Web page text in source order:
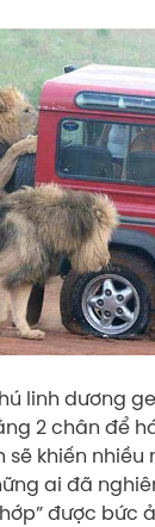
linh dương
2 chân để
sẽ khiến nhiều
ai đã
được bức